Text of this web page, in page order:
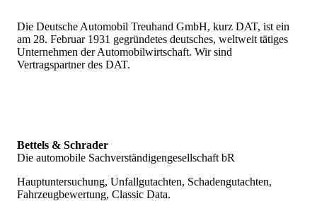
Die Deutsche Automobil Treuhand GmbH, kurz DAT, ist ein
am 28. Februar 1931 gegründetes deutsches, weltweit tätiges
Unternehmen der Automobilwirtschaft. Wir sind
Vertragspartner des DAT.
Bettels & Schrader
Die automobile Sachverständigengesellschaft bR
Hauptuntersuchung, Unfallgutachten, Schadengutachten,
Fahrzeugbewertung, Classic Data.